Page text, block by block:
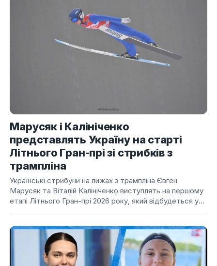
Марусяк і Калініченко
представлять Україну на старті
Літнього Гран-прі зі стрибків з
трампліна
Українські стрибуни на лижах з трампліна Євген
Марусяк та Віталій Калініченко виступлять на першому
етапі Літнього Гран-прі 2026 року, який відбудеться у...